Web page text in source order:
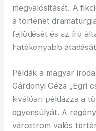
megvalósítását. A
a történet
fejlődését és az író
hatékonyabb
Példák a magyar
Gárdonyi Géza „Egri
kiválóan példázza a
egyensúlyát. A
várostrom valós